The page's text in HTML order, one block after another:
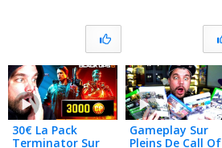
30€ La Pack
Terminator Sur
Gameplay Sur
Pleins De Call Of